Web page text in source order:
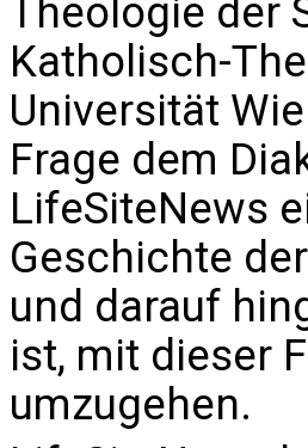
Theologie der
Katholisch-
Universität
Frage dem
LifeSiteNews
Geschichte
und darauf
ist, mit dieser
umzugehen.